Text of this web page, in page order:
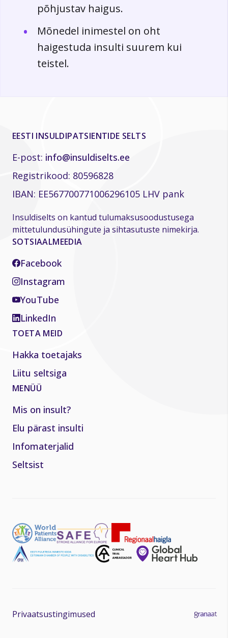
põhjustav haigus.
Mõnedel inimestel on oht
haigestuda insulti suurem kui
teistel.
EESTI INSULDIPATSIENTIDE SELTS
E-post: info@insuldiselts.ee
Registrikood: 80596828
IBAN: EE567700771006296105 LHV pank
Insuldiselts on kantud tulumaksusoodustusega
mittetulundusühingute ja sihtasutuste nimekirja.
SOTSIAALMEEDIA
Facebook
Instagram
YouTube
LinkedIn
TOETA MEID
Hakka toetajaks
Liitu seltsiga
MENÜÜ
Mis on insult?
Elu pärast insulti
Infomaterjalid
Seltsist
Privaatsustingimused